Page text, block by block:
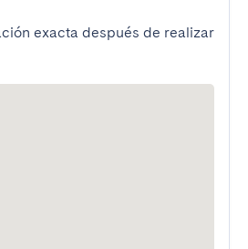
exacta después de realizar